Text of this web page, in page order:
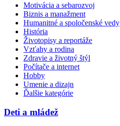
Motivácia a sebarozvoj
Biznis a manažment
Humanitné a spoločenské vedy
História
Životopisy a reportáže
Vzťahy a rodina
Zdravie a životný štýl
Počítače a internet
Hobby
Umenie a dizajn
Ďalšie kategórie
Deti a mládež